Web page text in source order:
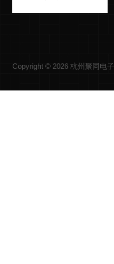
Copyright © 2026 杭州聚同电